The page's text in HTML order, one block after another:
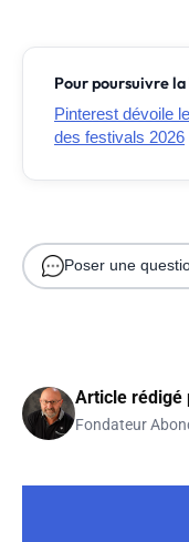
Pour poursuivre
Pinterest dévoile
des festivals 2026
Poser une
Article rédigé
Fondateur